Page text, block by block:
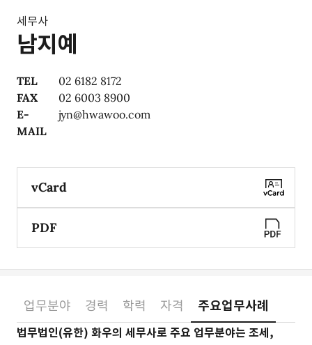
남지예
세무사
TEL
02 6182 8172
FAX
02 6003 8900
E-
MAIL
jyn@hwawoo.com
vCard
PDF
법무법인(유한) 화우의 세무사로 주요 업무분야는 조세,
업무분야 경력 학력 자격 주요업무사례